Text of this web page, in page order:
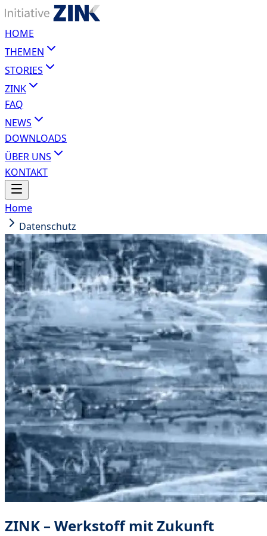
HOME
THEMEN
STORIES
ZINK
FAQ
NEWS
DOWNLOADS
ÜBER UNS
KONTAKT
Home
Datenschutz
ZINK – Werkstoff mit Zukunft